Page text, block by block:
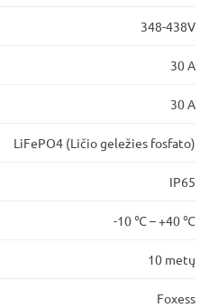
348-438V
30 A
30 A
LiFePO4 (Ličio geležies fosfato)
IP65
-10 ℃ – +40 ℃
10 metų
Foxess